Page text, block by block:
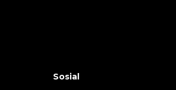
Sosial